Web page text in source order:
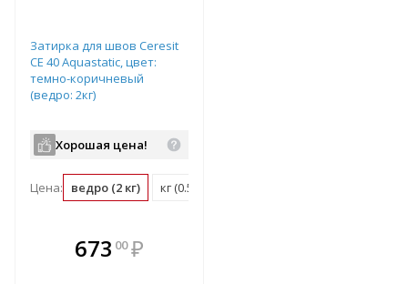
Затирка для швов Ceresit
CE 40 Aquastatic, цвет:
темно-коричневый
(ведро: 2кг)
Хорошая цена!
Цена: ведро (2 кг) кг (0.5 ведро)
673 00 ₽